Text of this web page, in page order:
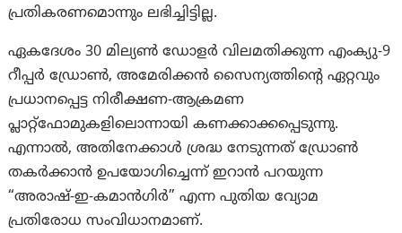
പ്രതികരണമൊന്നും ലഭിച്ചിട്ടില്ല.
ഏകദേശം 30 മില്യൺ ഡോളർ വിലമതിക്കുന്ന എംക്യു-9
റീപ്പർ ഡ്രോൺ, അമേരിക്കൻ സൈന്യത്തിന്റെ ഏറ്റവും
പ്രധാനപ്പെട്ട നിരീക്ഷണ-ആക്രമണ
പ്ലാറ്റ്‌ഫോമുകളിലൊന്നായി കണക്കാക്കപ്പെടുന്നു.
എന്നാൽ, അതിനേക്കാൾ ശ്രദ്ധ നേടുന്നത് ഡ്രോൺ
തകർക്കാൻ ഉപയോഗിച്ചെന്ന് ഇറാൻ പറയുന്ന
“അരാഷ്-ഇ-കമാൻഗിർ” എന്ന പുതിയ വ്യോമ
പ്രതിരോധ സംവിധാനമാണ്.